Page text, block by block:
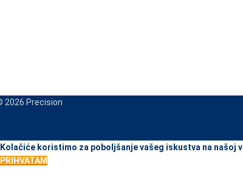
2026 Precision
When autocomplete results are available use up and down
Kolačiće koristimo za poboljšanje vašeg iskustva na
PRIHVATAM